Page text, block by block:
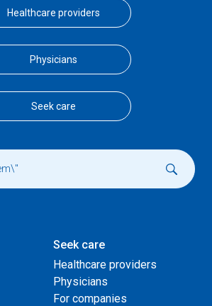
Healthcare providers
Physicians
Seek care
Seek care
Healthcare providers
Physicians
For companies